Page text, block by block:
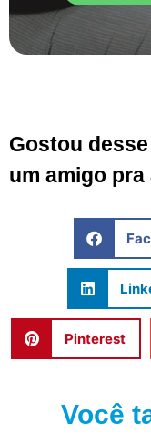
Gostou
um amigo
Pinterest
Você